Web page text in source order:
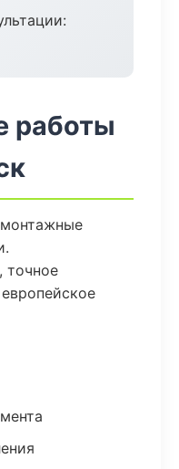
работы
точное